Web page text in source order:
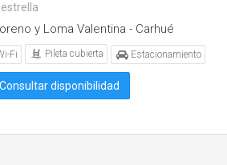
estrella
y Loma Valentina - Carhué
Fi Pileta cubierta Estacionamiento
Consultar disponibilidad